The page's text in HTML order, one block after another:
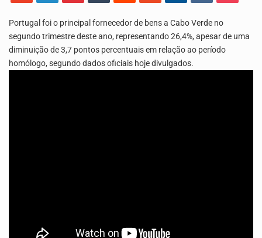
O programa LPA e Você, apresentado por Lilian Primo Albuquerque, o único programa de empreendedorismo…
Portugal foi o principal fornecedor de bens a Cabo Verde no
segundo trimestre deste ano, representando 26,4%, apesar de uma
diminuição de 3,7 pontos percentuais em relação ao período
homólogo, segundo dados oficiais hoje divulgados.